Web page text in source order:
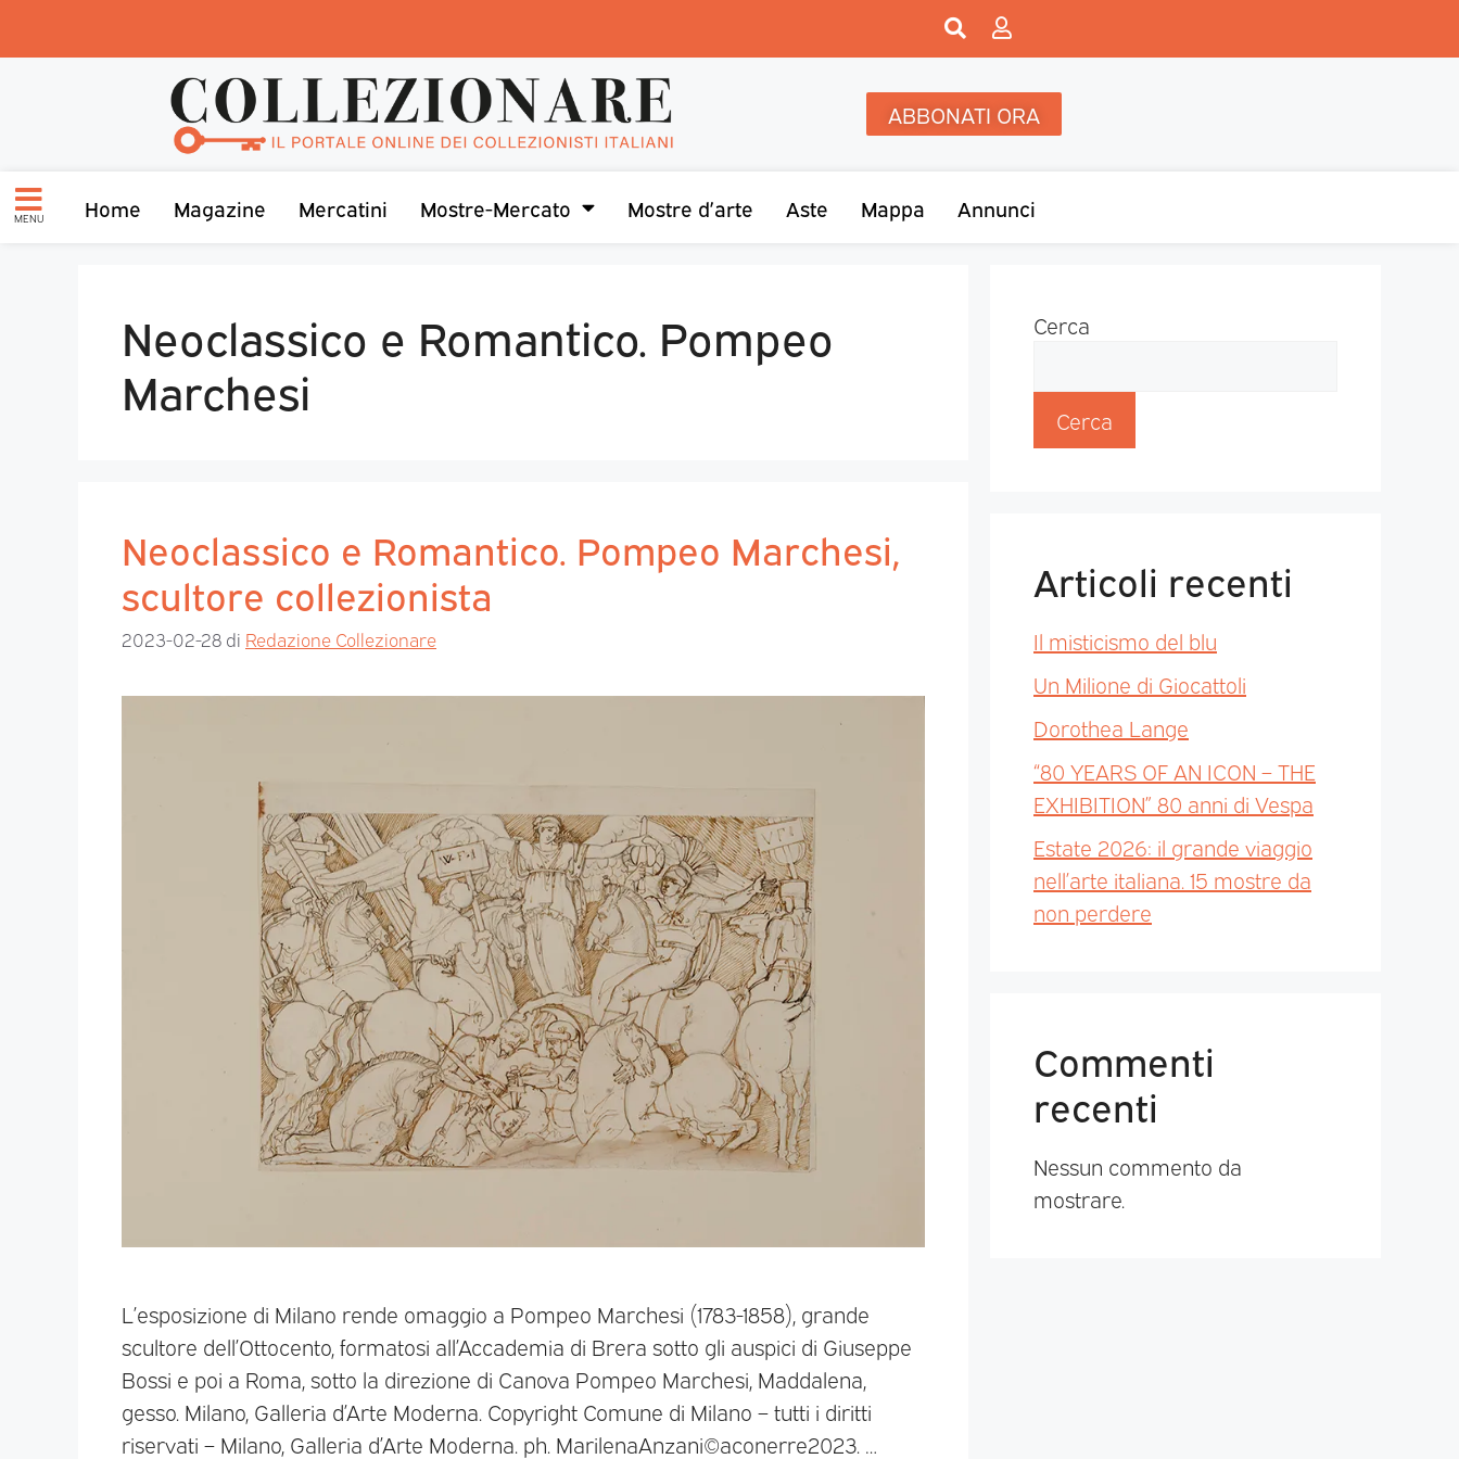
ABBONATI ORA
MENU Home Magazine Mercatini Mostre-Mercato Mostre d’arte Aste Mappa Annunci
Neoclassico e Romantico. Pompeo
Marchesi
Neoclassico e Romantico. Pompeo Marchesi,
scultore collezionista
2023-02-28 di Redazione Collezionare
L’esposizione di Milano rende omaggio a Pompeo Marchesi (1783-1858), grande
scultore dell’Ottocento, formatosi all’Accademia di Brera sotto gli auspici di Giuseppe
Bossi e poi a Roma, sotto la direzione di Canova Pompeo Marchesi, Maddalena,
gesso. Milano, Galleria d’Arte Moderna. Copyright Comune di Milano – tutti i diritti
riservati – Milano, Galleria d’Arte Moderna. ph. MarilenaAnzani©aconerre2023. …
Cerca
Cerca
Articoli recenti
Il misticismo del blu
Un Milione di Giocattoli
Dorothea Lange
“80 YEARS OF AN ICON – THE
EXHIBITION” 80 anni di Vespa
Estate 2026: il grande viaggio
nell’arte italiana. 15 mostre da
non perdere
Commenti
recenti
Nessun commento da
mostrare.